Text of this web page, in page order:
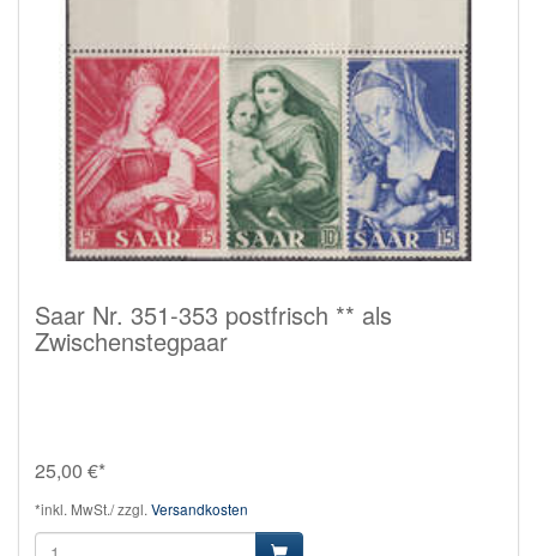
Saar Nr. 351-353 postfrisch ** als
Zwischenstegpaar
25,00 €*
*inkl. MwSt./ zzgl. Versandkosten